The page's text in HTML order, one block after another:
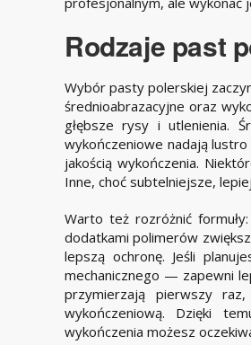
Rodzaje past
Wybór pasty polerskiej
średnioabrazacyjne oraz
głębsze rysy i utlenienia.
wykończeniowe nadają
jakością wykończenia.
Inne, choć subtelniejsze,
Warto też rozróżnić
dodatkami polimerów
lepszą ochronę. Jeśli
mechanicznego — zapewni
przymierzają pierwszy
wykończeniową. Dzięki
wykończenia możesz